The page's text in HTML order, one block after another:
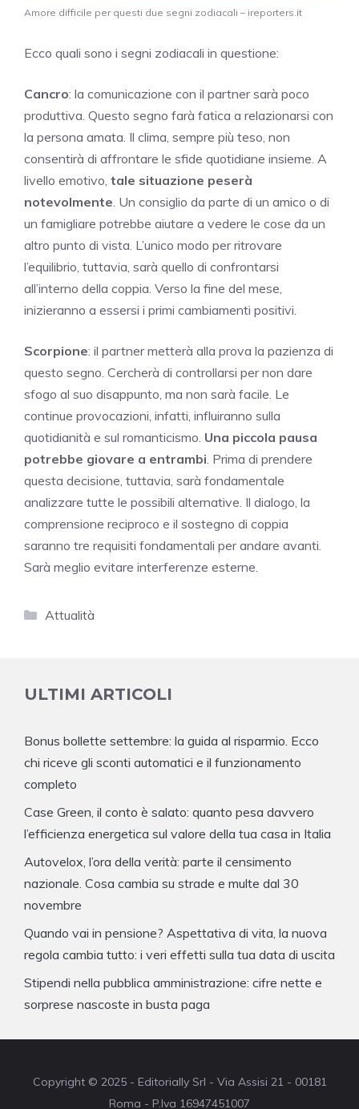
Amore difficile per questi due segni zodiacali – ireporters.it
Ecco quali sono i segni zodiacali in questione:
Cancro: la comunicazione con il partner sarà poco
produttiva. Questo segno farà fatica a relazionarsi con
la persona amata. Il clima, sempre più teso, non
consentirà di affrontare le sfide quotidiane insieme. A
livello emotivo, tale situazione peserà
notevolmente. Un consiglio da parte di un amico o di
un famigliare potrebbe aiutare a vedere le cose da un
altro punto di vista. L’unico modo per ritrovare
l’equilibrio, tuttavia, sarà quello di confrontarsi
all’interno della coppia. Verso la fine del mese,
inizieranno a essersi i primi cambiamenti positivi.
Scorpione: il partner metterà alla prova la pazienza di
questo segno. Cercherà di controllarsi per non dare
sfogo al suo disappunto, ma non sarà facile. Le
continue provocazioni, infatti, influiranno sulla
quotidianità e sul romanticismo. Una piccola pausa
potrebbe giovare a entrambi. Prima di prendere
questa decisione, tuttavia, sarà fondamentale
analizzare tutte le possibili alternative. Il dialogo, la
comprensione reciproco e il sostegno di coppia
saranno tre requisiti fondamentali per andare avanti.
Sarà meglio evitare interferenze esterne.
Categorie
Attualità
ULTIMI ARTICOLI
Bonus bollette settembre: la guida al risparmio. Ecco
chi riceve gli sconti automatici e il funzionamento
completo
Case Green, il conto è salato: quanto pesa davvero
l’efficienza energetica sul valore della tua casa in Italia
Autovelox, l’ora della verità: parte il censimento
nazionale. Cosa cambia su strade e multe dal 30
novembre
Quando vai in pensione? Aspettativa di vita, la nuova
regola cambia tutto: i veri effetti sulla tua data di uscita
Stipendi nella pubblica amministrazione: cifre nette e
sorprese nascoste in busta paga
Copyright © 2025 - Editorially Srl - Via Assisi 21 - 00181
Roma - P.Iva 16947451007